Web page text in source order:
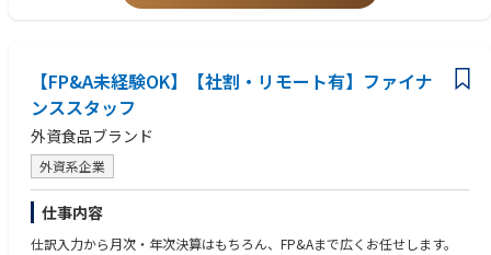
【FP&A未経験OK】【社割・リモート有】ファイナ
ンススタッフ
外資食品ブランド
外資系企業
仕事内容
仕訳入力から月次・年次決算はもちろん、FP&Aまで広くお任せします。